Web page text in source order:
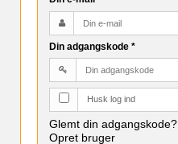
Din adgangskode*
Husk log ind
Glemt din adgangskode?
Opret bruger